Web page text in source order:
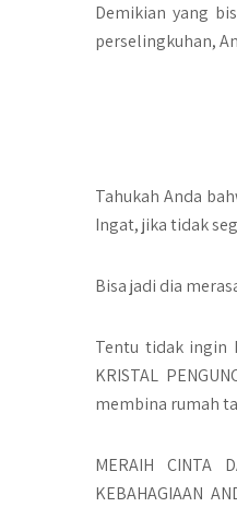
Demikian yang
perselingkuhan,
Tahukah Anda
Ingat, jika tidak
Bisa jadi dia
Tentu tidak ingin
KRISTAL
membina rumah
MERAIH CINTA
KEBAHAGIAAN